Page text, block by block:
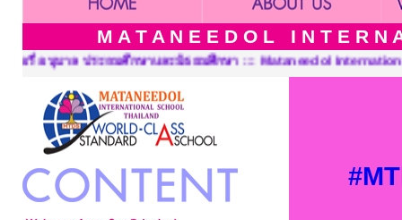
M A T A N E E D O L I N T E R
International School Thailand, Pre-Kindergarten,